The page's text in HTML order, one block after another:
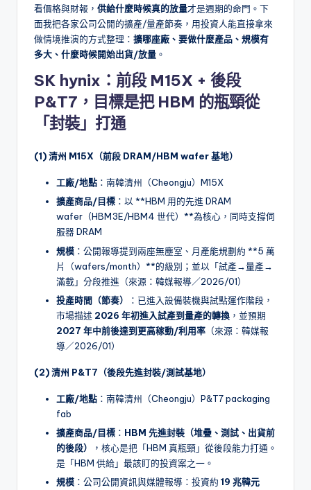
看價格與財報， 供給什麼時候真的放量才是週期的命門。下
面我把各家公司公開的擴產/量產節奏，用投資人能直接拿來
做情境推演的方式整理： 擴哪座廠、要做什麼產品、規模有
多大、什麼時候開始出貨/放量 。
SK hynix：前段 M15X + 後段
P&T7，目標是把 HBM 的瓶頸從
「封裝」打通
(1) 清州 M15X（前段 DRAM/HBM wafer 基地）
工廠/地點 ：南韓清州（Cheongju）M15X
擴產商品/目標 ：以 **HBM 用的先進 DRAM
wafer（HBM3E/HBM4 世代）**為核心，同時支撐伺
服器 DRAM
規模 ：公開報導提到兩座無塵室、月產能規劃約 **5 萬
片（wafers/month）**的級別；並以「試產→量產→
滿載」分段推進（來源：韓媒報導／2026/01）
投產時間（節奏）
：已進入設備裝機與試點運作階段，
市場描述 2026 年初進入試產到量產的轉換 ，並預期
2027 年中前後達到更高稼動/利用率 （來源：韓媒報
導／2026/01）
(2) 清州 P&T7（後段先進封裝/測試基地）
工廠/地點 ：南韓清州（Cheongju）P&T7 packaging
fab
擴產商品/目標 ： HBM 先進封裝（堆疊、測試、出貨前
的後段）
，核心是把「HBM 真瓶頸」從後段能力打通。
是「HBM 供給」最該盯的投資案之一。
規模 ：公司公開資訊與媒體報導：投資約 19 兆韓元